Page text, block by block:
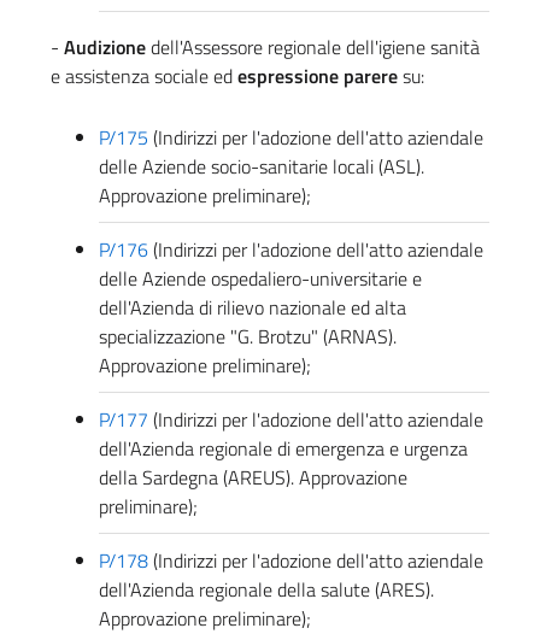
- Audizionedell'Assessore regionale dell'igiene sanità
e assistenza sociale edespressione pareresu:
P/175 (Indirizzi per l'adozione dell'atto aziendale
delle Aziende socio-sanitarie locali (ASL).
Approvazione preliminare);
P/176(Indirizzi per l'adozione dell'atto aziendale
delle Aziende ospedaliero-universitarie e
dell'Azienda di rilievo nazionale ed alta
specializzazione "G. Brotzu" (ARNAS).
Approvazione preliminare);
P/177 (Indirizzi per l'adozione dell'atto aziendale
dell'Azienda regionale di emergenza e urgenza
della Sardegna (AREUS). Approvazione
preliminare);
P/178(Indirizzi per l'adozione dell'atto aziendale
dell'Azienda regionale della salute (ARES).
Approvazione preliminare);